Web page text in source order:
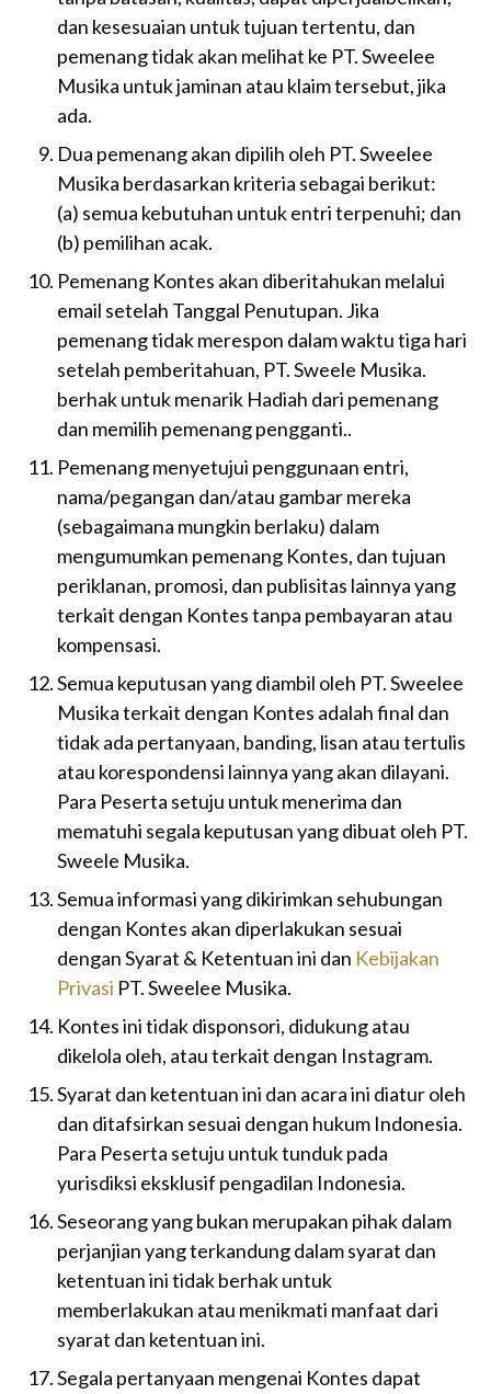
dan kesesuaian untuk tujuan tertentu, dan
pemenang tidak akan melihat ke PT. Sweelee
Musika untuk jaminan atau klaim tersebut, jika
ada.
Dua pemenang akan dipilih oleh PT. Sweelee
Musika berdasarkan kriteria sebagai berikut:
(a) semua kebutuhan untuk entri terpenuhi; dan
(b) pemilihan acak.
Pemenang Kontes akan diberitahukan melalui
email setelah Tanggal Penutupan. Jika
pemenang tidak merespon dalam waktu tiga hari
setelah pemberitahuan, PT. Sweele Musika.
berhak untuk menarik Hadiah dari pemenang
dan memilih pemenang pengganti..
Pemenang menyetujui penggunaan entri,
nama/pegangan dan/atau gambar mereka
(sebagaimana mungkin berlaku) dalam
mengumumkan pemenang Kontes, dan tujuan
periklanan, promosi, dan publisitas lainnya yang
terkait dengan Kontes tanpa pembayaran atau
kompensasi.
Semua keputusan yang diambil oleh PT. Sweelee
Musika terkait dengan Kontes adalah final dan
tidak ada pertanyaan, banding, lisan atau tertulis
atau korespondensi lainnya yang akan dilayani.
Para Peserta setuju untuk menerima dan
mematuhi segala keputusan yang dibuat oleh PT.
Sweele Musika.
Semua informasi yang dikirimkan sehubungan
dengan Kontes akan diperlakukan sesuai
dengan Syarat & Ketentuan ini dan Kebijakan
Privasi PT. Sweelee Musika.
Kontes ini tidak disponsori, didukung atau
dikelola oleh, atau terkait dengan Instagram.
Syarat dan ketentuan ini dan acara ini diatur oleh
dan ditafsirkan sesuai dengan hukum Indonesia.
Para Peserta setuju untuk tunduk pada
yurisdiksi eksklusif pengadilan Indonesia.
Seseorang yang bukan merupakan pihak dalam
perjanjian yang terkandung dalam syarat dan
ketentuan ini tidak berhak untuk
memberlakukan atau menikmati manfaat dari
syarat dan ketentuan ini.
Segala pertanyaan mengenai Kontes dapat